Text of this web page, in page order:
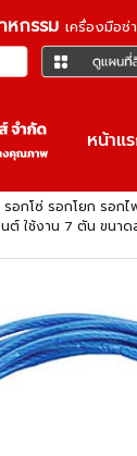
หกรรม เครื่องมือช่
หน้าแ
รอกโซ่ รอกโยก รอกไ
ต์ ใช้งาน 7 ตัน ขนาด